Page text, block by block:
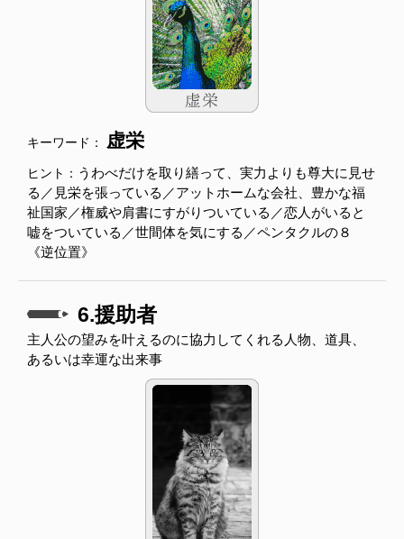
キーワード： 虚栄
ヒント： うわべだけを取り繕って、実力よりも尊大に見せ
る／見栄を張っている／アットホームな会社、豊かな福
祉国家／権威や肩書にすがりついている／恋人がいると
嘘をついている／世間体を気にする／ペンタクルの８
《逆位置》
6.援助者
主人公の望みを叶えるのに協力してくれる人物、道具、
あるいは幸運な出来事